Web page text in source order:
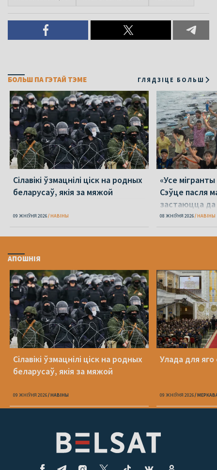
БОЛЬШ ПА ГЭТАЙ ТЭМЕ ГЛЯДЗІЦЕ БОЛЬШ
Сілавікі ўзмацнілі ціск на родных
беларусаў, якія за мяжой
09 ЖНІЎНЯ 2026 НАВІНЫ
«Усе
Сэўце пасля
застаюцца да
08 ЖНІЎНЯ 2026 НАВІНЫ
АПОШНІЯ
Сілавікі ўзмацнілі ціск на родных
беларусаў, якія за мяжой
09 ЖНІЎНЯ 2026 НАВІНЫ
Улада для
09 ЖНІЎНЯ 2026